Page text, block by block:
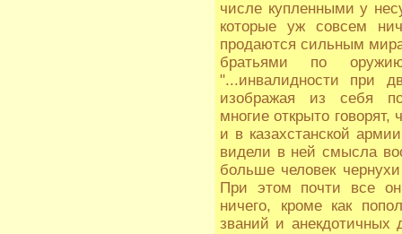
числе купленными у
которые уж совсем
продаются сильным
братьями по
"...инвалидности при
изображая из себя
многие открыто
и в казахстанской
видели в ней смысла
больше человек
При этом почти все
ничего, кроме как
званий и